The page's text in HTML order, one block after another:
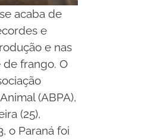
acaba de
e
e nas
frango. O
(ABPA),
(25),
o Paraná foi